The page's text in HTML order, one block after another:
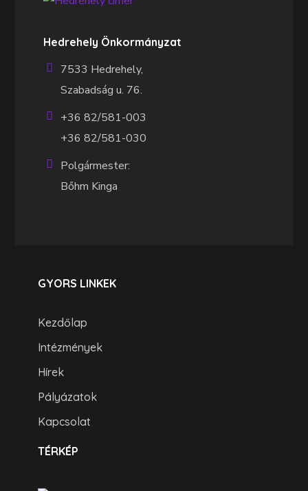
Hedrehely Önkormányzat
7533 Hedrehely,
Szabadság u. 76.
+36 82/581-003
+36 82/581-030
Polgármester:
Bőhm Kinga
GYORS LINKEK
Kezdőlap
Intézmények
Hírek
Pályázatok
Kapcsolat
TÉRKÉP